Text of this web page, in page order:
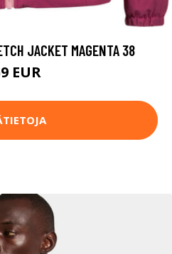
JACKET MAGENTA 38
EUR